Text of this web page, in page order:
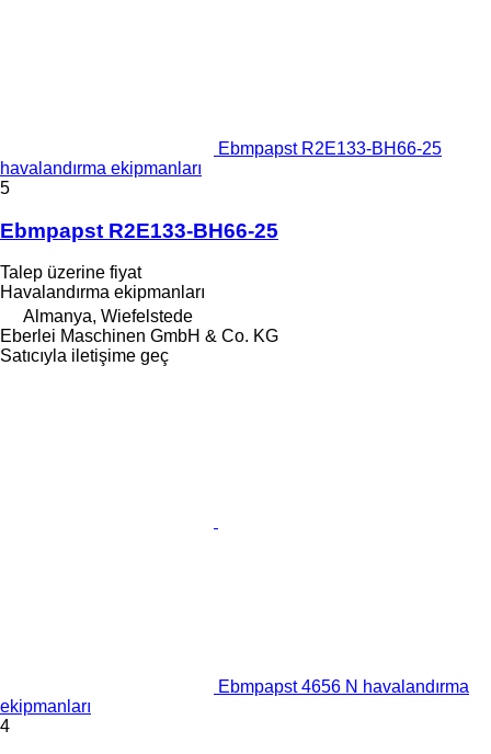
Ebmpapst R2E133-BH66-25
havalandırma ekipmanları
5
Ebmpapst R2E133-BH66-25
Talep üzerine fiyat
Havalandırma ekipmanları
Almanya, Wiefelstede
Eberlei Maschinen GmbH & Co. KG
Satıcıyla iletişime geç
Ebmpapst 4656 N havalandırma
ekipmanları
4